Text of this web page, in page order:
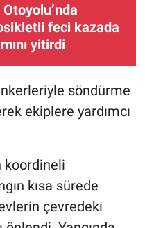
feci kazada
yitirdi
söndürme
ekiplere yardımcı
koordineli
kısa sürede
çevredeki